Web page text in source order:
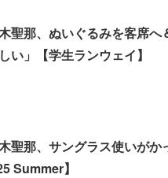
聖那、ぬいぐるみを客席
い」【学生ランウェイ】
聖那、サングラス使いが
Summer】